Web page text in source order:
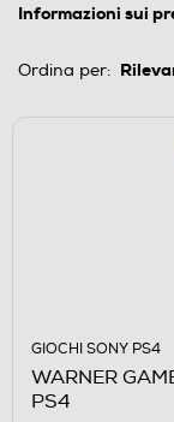
Informazioni sui
Ordina per:
GIOCHI SONY PS4
WARNER
PS4